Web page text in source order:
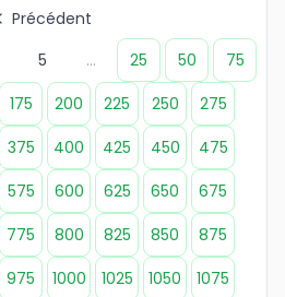
Précédent
5 ... 25 50
75
175 200 225 250
275
375 400 425 450
475
575 600 625 650
675
775 800 825 850
875
975 1000 1025 1050 1075